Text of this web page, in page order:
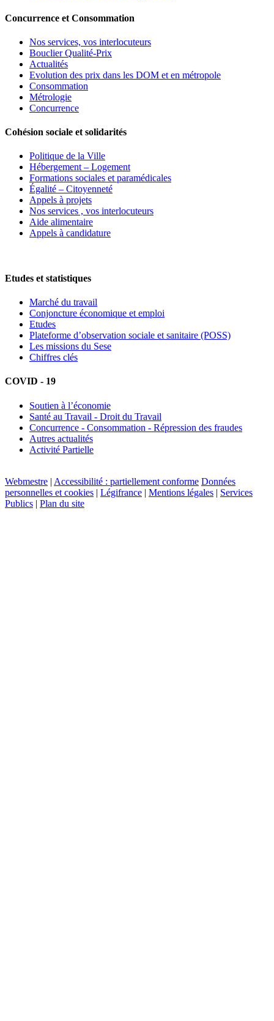
Concurrence et Consommation
Nos services, vos interlocuteurs
Bouclier Qualité-Prix
Actualités
Evolution des prix dans les DOM et en métropole
Consommation
Métrologie
Concurrence
Cohésion sociale et solidarités
Politique de la Ville
Hébergement – Logement
Formations sociales et paramédicales
Égalité – Citoyenneté
Appels à projets
Nos services , vos interlocuteurs
Aide alimentaire
Appels à candidature
Etudes et statistiques
Marché du travail
Conjoncture économique et emploi
Etudes
Plateforme d’observation sociale et sanitaire (POSS)
Les missions du Sese
Chiffres clés
COVID - 19
Soutien à l’économie
Santé au Travail - Droit du Travail
Concurrence - Consommation - Répression des fraudes
Autres actualités
Activité Partielle
Webmestre | Accessibilité : partiellement conforme Données
personnelles et cookies | Légifrance | Mentions légales | Services
Publics | Plan du site